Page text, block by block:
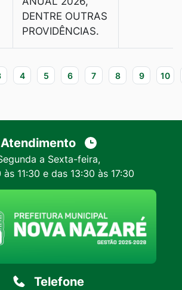
DENTRE OUTRAS
PROVIDÊNCIAS.
4 5 6 7 8 9 10
Atendimento
a Sexta-feira,
às 11:30 e das 13:30 às 17:30
Telefone